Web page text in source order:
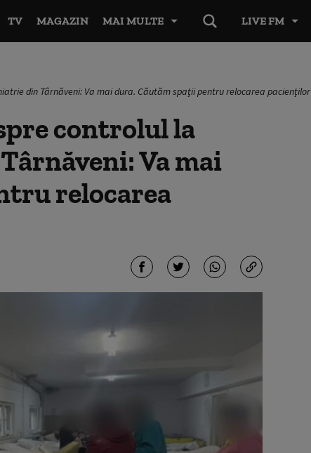
LIVE FM
TV MAGAZIN MAI MULTE
din Târnăveni: Va mai dura. Căutăm spaţii pentru relocarea pacienţilor
controlul la
Va mai
relocarea